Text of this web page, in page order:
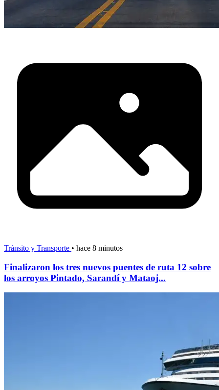
Tránsito y Transporte • hace 8 minutos
Finalizaron los tres nuevos puentes de ruta 12 sobre
los arroyos Pintado, Sarandí y Mataoj...